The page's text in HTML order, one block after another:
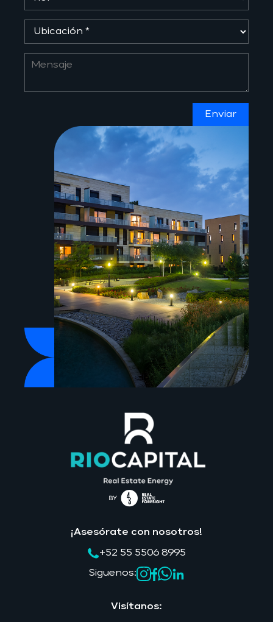
¡Asesórate con nosotros!
+52 55 5506 8995
Siguenos:
Visítanos: